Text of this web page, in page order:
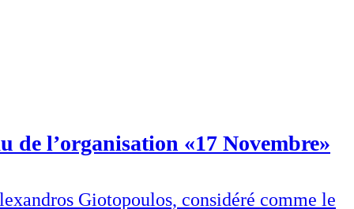
de l’organisation «17 Novembre»
Giotopoulos, considéré comme le